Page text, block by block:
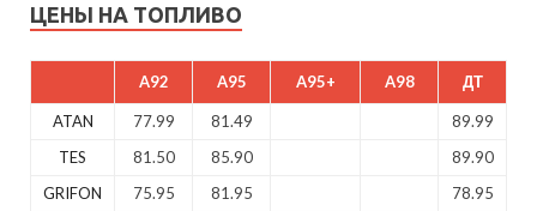
ЦЕНЫ НА ТОПЛИВО
A92 A95 A95+ A98 ДТ
ATAN 77.99 81.49
89.99
TES
81.50 85.90
89.90
GRIFON
75.95 81.95 78.95